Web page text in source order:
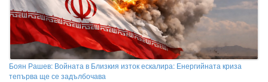
Боян Рашев: Войната в Близкия изток ескалира: Енергийната криза
тепърва ще се задълбочава